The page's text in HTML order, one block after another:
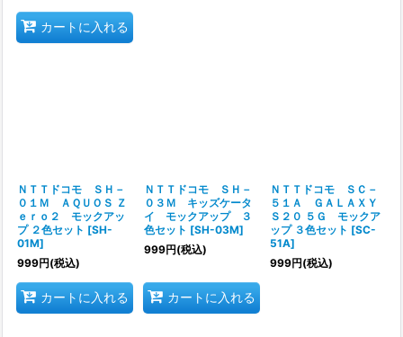
カートに入れる
ＮＴＴドコモ ＳＨ－
０１Ｍ ＡＱＵＯＳ Ｚ
ｅｒｏ２ モックアッ
プ ２色セット [SH-
01M]
999円(税込)
カートに入れる
ＮＴＴドコモ ＳＨ－
０３Ｍ キッズケータ
イ モックアップ ３
色セット [SH-03M]
999円(税込)
カートに入れる
ＮＴＴドコモ ＳＣ－
５１Ａ ＧＡＬＡＸＹ
Ｓ２０ ５Ｇ モックア
ップ ３色セット [SC-
51A]
999円(税込)